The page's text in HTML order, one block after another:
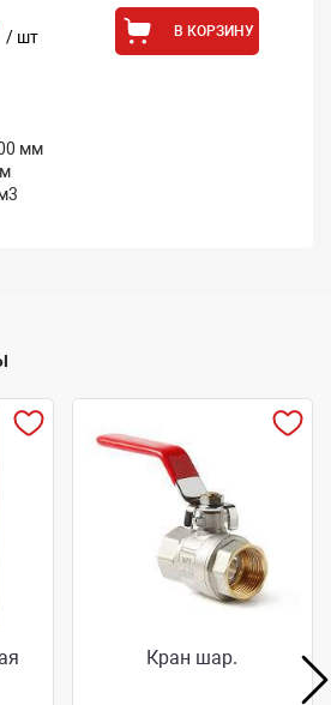
/ шт В КОРЗИНУ
мм
Кран шар.